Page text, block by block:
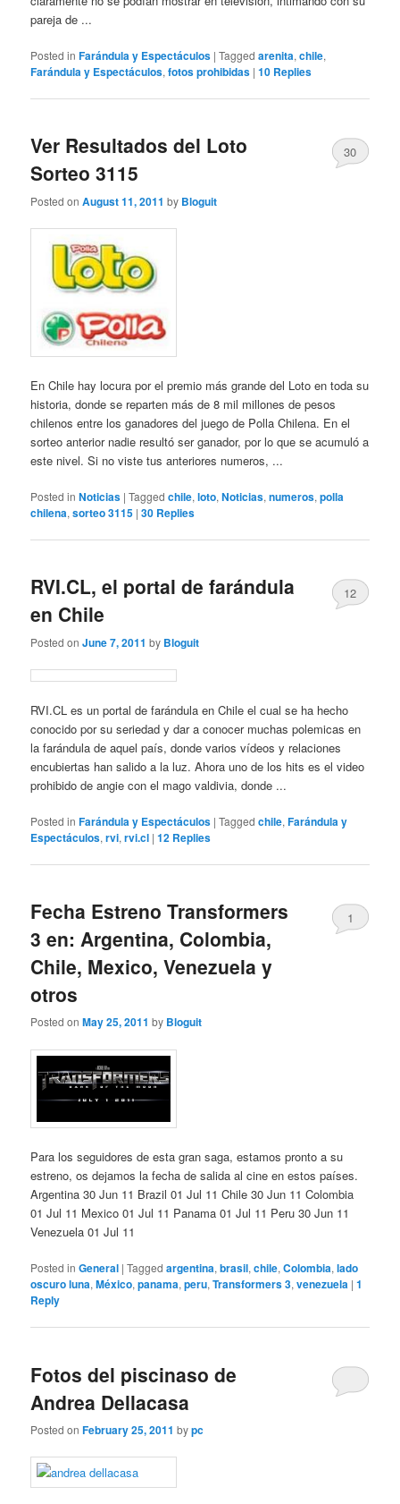
pareja de ...
Posted in Farándula y Espectáculos |Tagged arenita,chile,
Farándula y Espectáculos,fotos prohibidas |10 Replies
Ver Resultados del Loto
Sorteo 3115
Posted onAugust 11, 2011 by Bloguit
30
En Chile hay locura por el premio más grande del Loto en toda su
historia, donde se reparten más de 8 mil millones de pesos
chilenos entre los ganadores del juego de Polla Chilena. En el
sorteo anterior nadie resultó ser ganador, por lo que se acumuló a
este nivel. Si no viste tus anteriores numeros, ...
Posted in Noticias |Tagged chile,loto,Noticias,numeros,polla
chilena,sorteo 3115 |30 Replies
RVI.CL, el portal de farándula
en Chile
Posted onJune 7, 2011 by Bloguit
12
RVI.CL es un portal de farándula en Chile el cual se ha hecho
conocido por su seriedad y dar a conocer muchas polemicas en
la farándula de aquel país, donde varios vídeos y relaciones
encubiertas han salido a la luz. Ahora uno de los hits es el video
prohibido de angie con el mago valdivia, donde ...
Posted in Farándula y Espectáculos |Tagged chile,Farándula y
Espectáculos,rvi,rvi.cl |12 Replies
Fecha Estreno Transformers
3 en: Argentina, Colombia,
Chile, Mexico, Venezuela y
otros
Posted onMay 25, 2011 by Bloguit
1
Para los seguidores de esta gran saga, estamos pronto a su
estreno, os dejamos la fecha de salida al cine en estos países.
Argentina 30 Jun 11 Brazil 01 Jul 11 Chile 30 Jun 11 Colombia
01 Jul 11 Mexico 01 Jul 11 Panama 01 Jul 11 Peru 30 Jun 11
Venezuela 01 Jul 11
Posted in General |Tagged argentina,brasil,chile,Colombia,lado
oscuro luna,México,panama,peru,Transformers 3,venezuela |1
Reply
Fotos del piscinaso de
Andrea Dellacasa
Posted onFebruary 25, 2011 bypc